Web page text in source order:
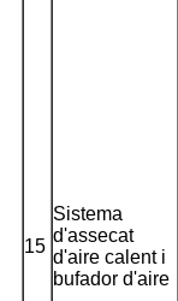
15
Sistema
d'assecat
d'aire calent i
bufador d'aire